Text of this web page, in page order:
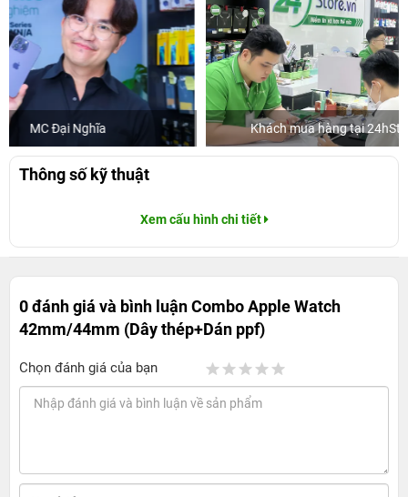
Khách mua hàng tại 24hStore
Thông số kỹ thuật
Xem cấu hình chi tiết
0 đánh giá và bình luậnCombo Apple Watch
42mm/44mm (Dây thép+Dán ppf)
Chọn đánh giá của bạn